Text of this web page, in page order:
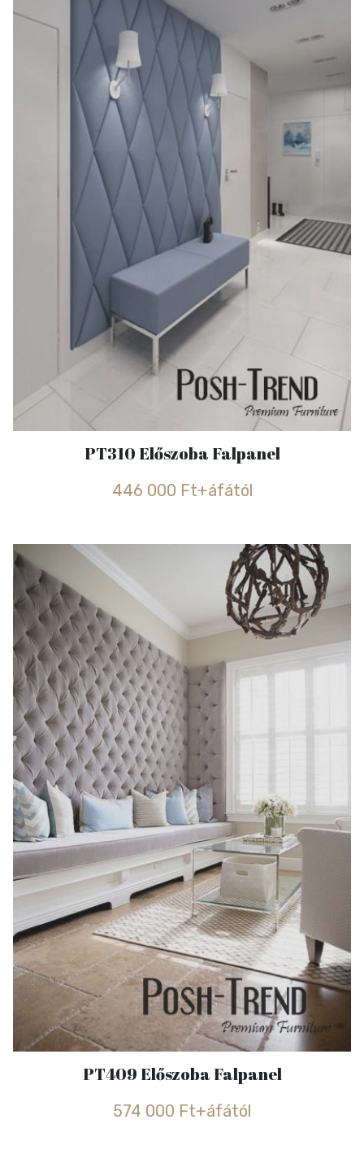
PT310 Előszoba Falpanel
446 000 Ft+áfától
PT409 Előszoba Falpanel
574 000 Ft+áfától